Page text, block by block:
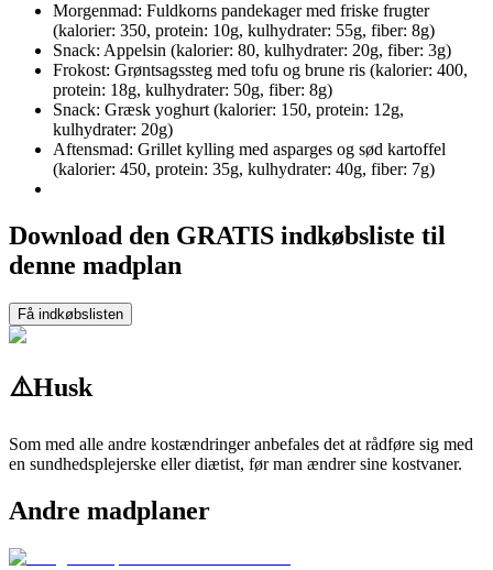
Morgenmad: Fuldkorns pandekager med friske frugter
(kalorier: 350, protein: 10g, kulhydrater: 55g, fiber: 8g)
Snack: Appelsin (kalorier: 80, kulhydrater: 20g, fiber: 3g)
Frokost: Grøntsagssteg med tofu og brune ris (kalorier: 400,
protein: 18g, kulhydrater: 50g, fiber: 8g)
Snack: Græsk yoghurt (kalorier: 150, protein: 12g,
kulhydrater: 20g)
Aftensmad: Grillet kylling med asparges og sød kartoffel
(kalorier: 450, protein: 35g, kulhydrater: 40g, fiber: 7g)
Download den GRATIS indkøbsliste til
denne madplan
Få indkøbslisten
⚠️Husk
Som med alle andre kostændringer anbefales det at rådføre sig med
en sundhedsplejerske eller diætist, før man ændrer sine kostvaner.
Andre madplaner